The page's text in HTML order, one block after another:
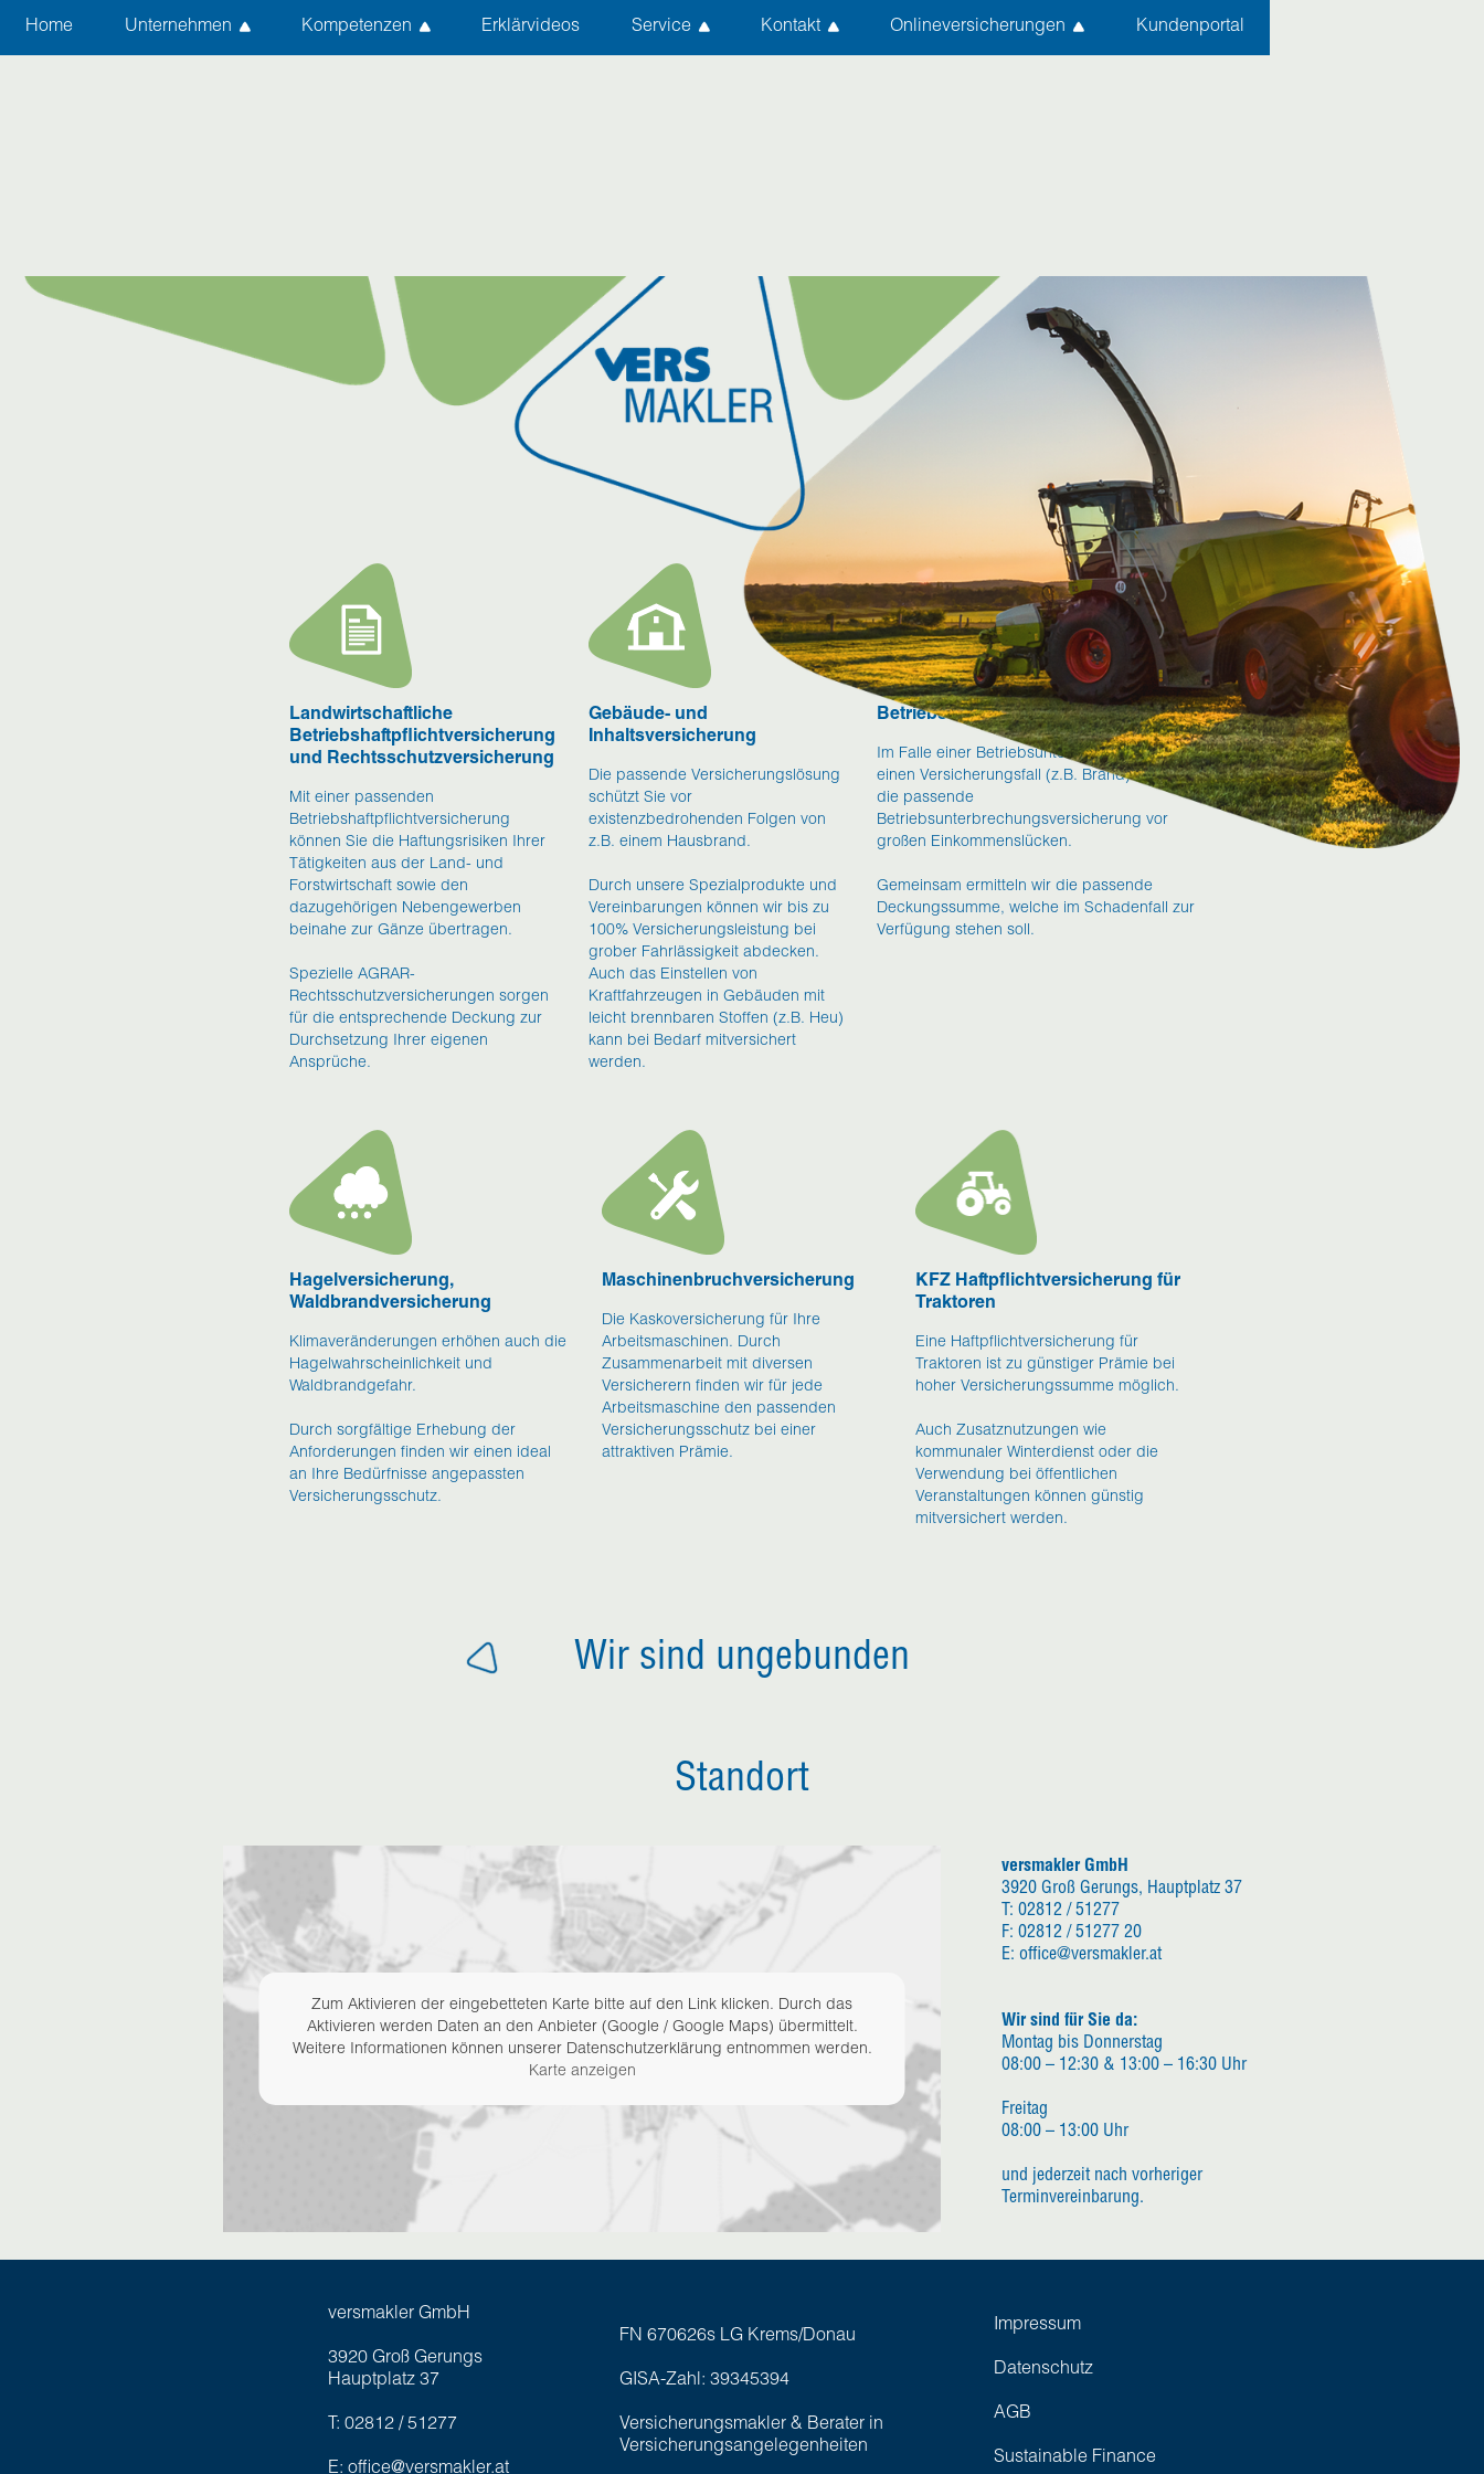
Home Unternehmen Kompetenzen Erklärvideos Service Kontakt Onlineversicherungen Kundenportal
Landwirtschaftliche
Betriebshaftpflichtversicherung
und Rechtsschutzversicherung
Mit einer passenden
Betriebshaftpflichtversicherung
können Sie die Haftungsrisiken Ihrer
Tätigkeiten aus der Land- und
Forstwirtschaft sowie den
dazugehörigen Nebengewerben
beinahe zur Gänze übertragen.
Spezielle AGRAR-
Rechtsschutzversicherungen sorgen
für die entsprechende Deckung zur
Durchsetzung Ihrer eigenen
Ansprüche.
Gebäude- und
Inhaltsversicherung
Die passende Versicherungslösung
schützt Sie vor
existenzbedrohenden Folgen von
z.B. einem Hausbrand.
Durch unsere Spezialprodukte und
Vereinbarungen können wir bis zu
100% Versicherungsleistung bei
grober Fahrlässigkeit abdecken.
Auch das Einstellen von
Kraftfahrzeugen in Gebäuden mit
leicht brennbaren Stoffen (z.B. Heu)
kann bei Bedarf mitversichert
werden.
Betriebsunterbrechungsversicherung
Im Falle einer Betriebsunterbrechung durch
einen Versicherungsfall (z.B. Brand) schützt
die passende
Betriebsunterbrechungsversicherung vor
großen Einkommenslücken.
Gemeinsam ermitteln wir die passende
Deckungssumme, welche im Schadenfall zur
Verfügung stehen soll.
Hagelversicherung,
Waldbrandversicherung
Klimaveränderungen erhöhen auch die
Hagelwahrscheinlichkeit und
Waldbrandgefahr.
Durch sorgfältige Erhebung der
Anforderungen finden wir einen ideal
an Ihre Bedürfnisse angepassten
Versicherungsschutz.
Maschinenbruchversicherung
Die Kaskoversicherung für Ihre
Arbeitsmaschinen. Durch
Zusammenarbeit mit diversen
Versicherern finden wir für jede
Arbeitsmaschine den passenden
Versicherungsschutz bei einer
attraktiven Prämie.
KFZ Haftpflichtversicherung für
Traktoren
Eine Haftpflichtversicherung für
Traktoren ist zu günstiger Prämie bei
hoher Versicherungssumme möglich.
Auch Zusatznutzungen wie
kommunaler Winterdienst oder die
Verwendung bei öffentlichen
Veranstaltungen können günstig
mitversichert werden.
Wir sind ungebunden
Standort
Zum Aktivieren der eingebetteten Karte bitte auf den Link klicken. Durch das
Aktivieren werden Daten an den Anbieter (Google / Google Maps) übermittelt.
Weitere Informationen können unserer Datenschutzerklärung entnommen werden.
Karte anzeigen
versmakler GmbH
3920 Groß Gerungs, Hauptplatz 37
T: 02812 / 51277
F: 02812 / 51277 20
E: office@versmakler.at
Wir sind für Sie da:
Montag bis Donnerstag
08:00 – 12:30 & 13:00 – 16:30 Uhr
Freitag
08:00 – 13:00 Uhr
und jederzeit nach vorheriger
Terminvereinbarung.
versmakler GmbH
3920 Groß Gerungs
Hauptplatz 37
T: 02812 / 51277
E: office@versmakler.at
FN 670626s LG Krems/Donau
GISA-Zahl: 39345394
Versicherungsmakler & Berater in
Versicherungsangelegenheiten
Impressum
Datenschutz
AGB
Sustainable Finance